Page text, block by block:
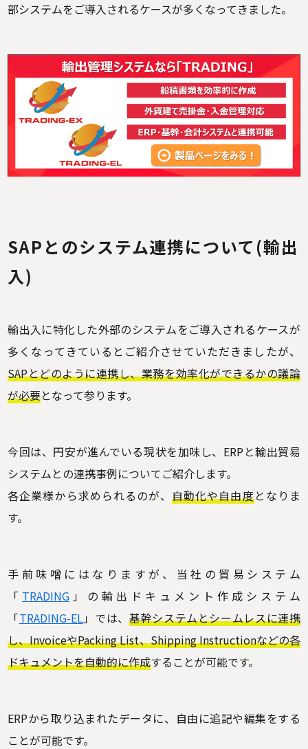
部システムをご導入されるケースが多くなってきました。
SAPとのシステム連携について(輸出
入)
輸出入に特化した外部のシステムをご導入されるケースが
多くなってきているとご紹介させていただきましたが、
SAPとどのように連携し、業務を効率化ができるかの議論
が必要となって参ります。
今回は、円安が進んでいる現状を加味し、ERPと輸出貿易
システムとの連携事例についてご紹介します。
各企業様から求められるのが、自動化や自由度となりま
す。
手前味噌にはなりますが、当社の貿易システム
「 TRADING 」の輸出ドキュメント作成システム
「TRADING-EL 」では、 基幹システムとシームレスに連携
し、InvoiceやPacking List、Shipping Instructionなどの各
ドキュメントを自動的に作成することが可能です。
ERPから取り込まれたデータに、自由に追記や編集をする
ことが可能です。